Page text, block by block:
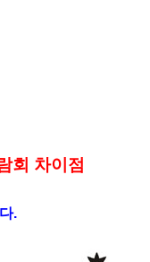
회 차이점
.